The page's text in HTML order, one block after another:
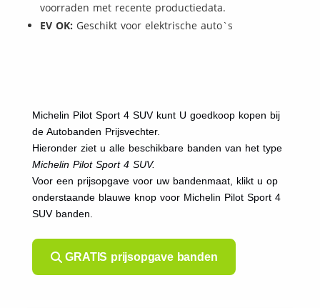
voorraden met recente productiedata.
EV OK: Geschikt voor elektrische auto`s
Michelin Pilot Sport 4 SUV kunt U goedkoop kopen bij
de Autobanden Prijsvechter.
Hieronder ziet u alle beschikbare banden van het type
Michelin Pilot Sport 4 SUV.
Voor een prijsopgave voor uw bandenmaat, klikt u op
onderstaande blauwe knop voor Michelin Pilot Sport 4
SUV banden.
GRATIS prijsopgave banden